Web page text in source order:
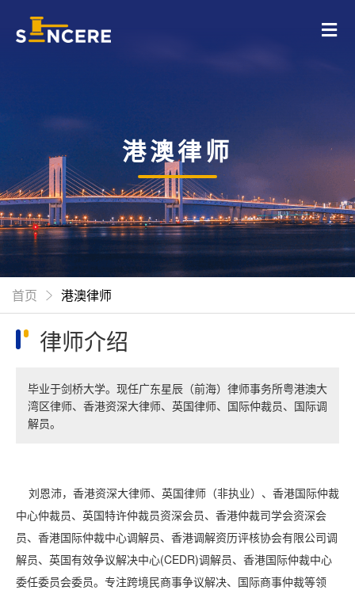
港澳律师
首页 港澳律师
律师介绍
毕业于剑桥大学。现任广东星辰（前海）律师事务所粤港澳大
湾区律师、香港资深大律师、英国律师、国际仲裁员、国际调
解员。
刘恩沛，香港资深大律师、英国律师（非执业）、香港国际仲裁
中心仲裁员、英国特许仲裁员资深会员、香港仲裁司学会资深会
员、香港国际仲裁中心调解员、香港调解资历评核协会有限公司调
解员、英国有效争议解决中心(CEDR)调解员、香港国际仲裁中心
委任委员会委员。专注跨境民商事争议解决、国际商事仲裁等领